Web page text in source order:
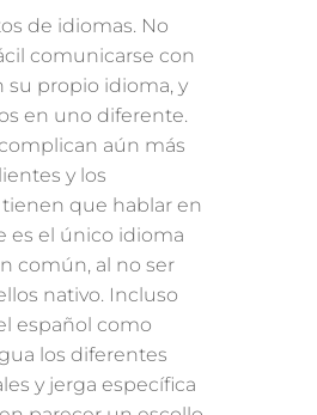
de idiomas. No
comunicarse con
su propio idioma, y
en uno diferente.
complican aún más
y los
que hablar en
es el único idioma
común, al no ser
nativo. Incluso
español como
los diferentes
y jerga específica